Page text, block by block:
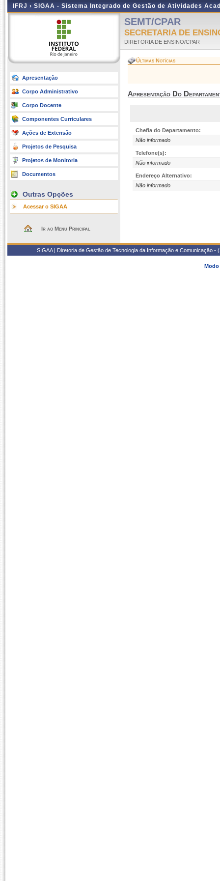
IFRJ › SIGAA - Sistema Integrado de Gestão de Atividades
Apresentação
Corpo Administrativo
Corpo Docente
Componentes Curriculares
Ações de Extensão
Projetos de Pesquisa
Projetos de Monitoria
Documentos
Outras Opções
Acessar o SIGAA
Ir ao Menu Principal
SEMT/CPAR
SECRETARIA DE
DIRETORIA DE ENSINO/CPAR
Últimas Notícias
Apresentação Do
Chefia do Departamento:
Não informado
Telefone(s):
Não informado
Endereço Alternativo:
Não informado
SIGAA | Diretoria de Gestão de Tecnologia da Informação e
Modo